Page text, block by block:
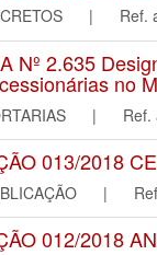
| Ref.
Nº 2.635
no
| Ref.
013/2018
|
012/2018